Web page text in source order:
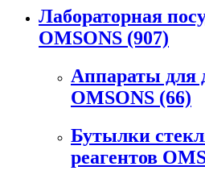
Лабораторная
OMSONS (907)
Аппараты для
OMSONS (66)
Бутылки
реагентов